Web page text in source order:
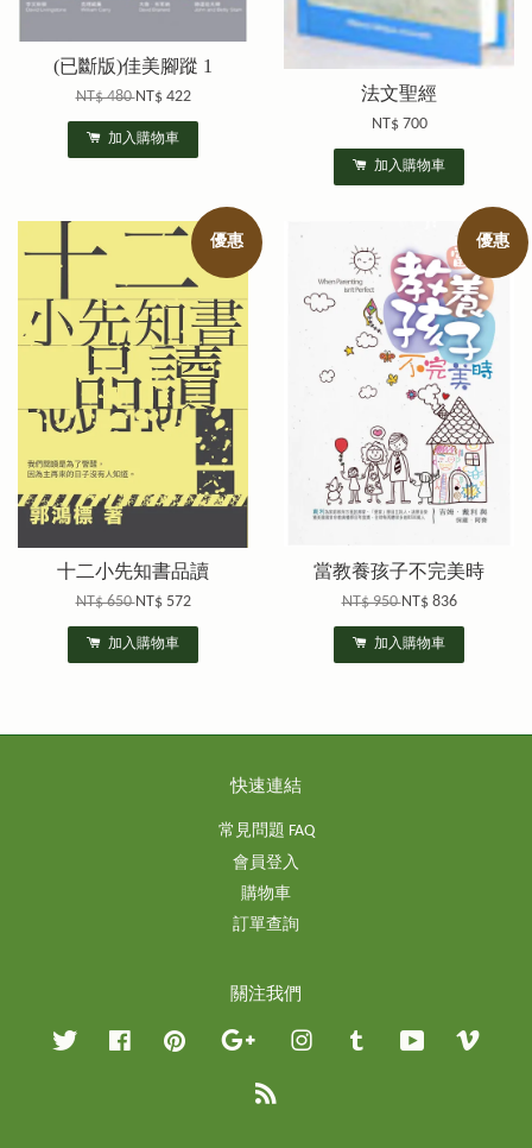
(已斷版)佳美腳蹤 1
NT$ 480NT$ 422
加入購物車
法文聖經
NT$ 700
加入購物車
優惠
十二小先知書品讀
NT$ 650NT$ 572
加入購物車
優惠
當教養孩子不完美時
NT$ 950NT$ 836
加入購物車
快速連結
常見問題 FAQ
會員登入
購物車
訂單查詢
關注我們
Twitter Facebook Pinterest Google InstagramTumblr YouTube